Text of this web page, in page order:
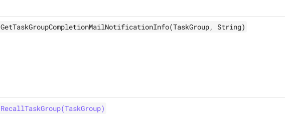
GetTaskGroupCompletionMailNotificationInfo(TaskGroup, String)
RecallTaskGroup(TaskGroup)